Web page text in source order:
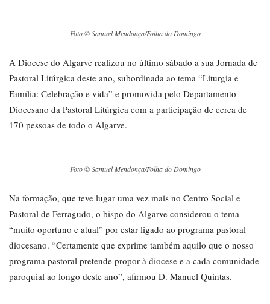
Foto © Samuel Mendonça/Folha do Domingo
A Diocese do Algarve realizou no último sábado a sua Jornada de
Pastoral Litúrgica deste ano, subordinada ao tema “Liturgia e
Família: Celebração e vida” e promovida pelo Departamento
Diocesano da Pastoral Litúrgica com a participação de cerca de
170 pessoas de todo o Algarve.
Foto © Samuel Mendonça/Folha do Domingo
Na formação, que teve lugar uma vez mais no Centro Social e
Pastoral de Ferragudo, o bispo do Algarve considerou o tema
“muito oportuno e atual” por estar ligado ao programa pastoral
diocesano. “Certamente que exprime também aquilo que o nosso
programa pastoral pretende propor à diocese e a cada comunidade
paroquial ao longo deste ano”, afirmou D. Manuel Quintas.